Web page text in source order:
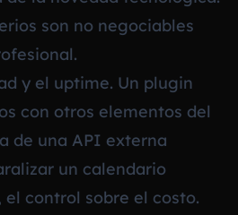
son no negociables
y el uptime. Un plugin
con otros elementos del
de una API externa
un calendario
control sobre el costo.